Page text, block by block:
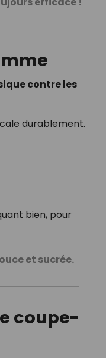
contre les
durablement.
bien, pour
et sucrée.
coupe-